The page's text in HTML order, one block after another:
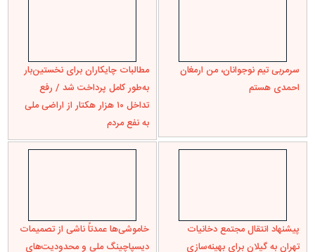
سرمربی تیم نوجوانان، من ارمغان
احمدی هستم
مطالبات چایکاران برای نخستین‌بار
به‌طور کامل پرداخت شد / رفع
تداخل ۱۰ هزار هکتار از اراضی ملی
به نفع مردم
پیشنهاد انتقال مجتمع دخانیات
تهران به گیلان برای بهینه‌سازی
خاموشی‌ها عمدتاً ناشی از تصمیمات
دیسپاچینگ ملی و محدودیت‌های